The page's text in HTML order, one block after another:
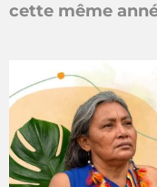
cette même